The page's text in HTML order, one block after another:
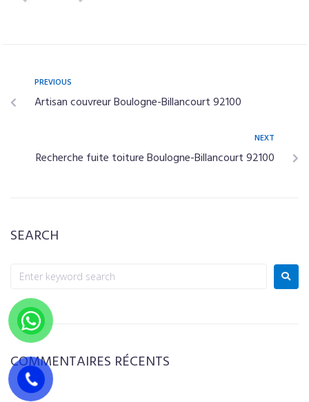
PREVIOUS
Artisan couvreur Boulogne-Billancourt 92100
NEXT
Recherche fuite toiture Boulogne-Billancourt 92100
SEARCH
COMMENTAIRES RÉCENTS